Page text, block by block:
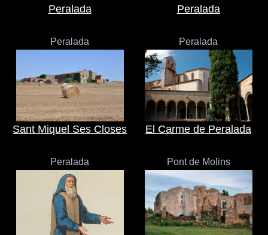
Peralada
Peralada
Peralada
Sant Miquel Ses Closes
Peralada
El Carme de Peralada
Peralada Pont de Molins